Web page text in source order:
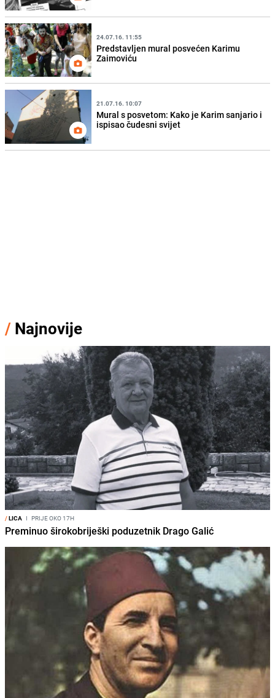
24.07.16. 11:55
Predstavljen mural posvećen Karimu
Zaimoviću
21.07.16. 10:07
Mural s posvetom: Kako je Karim sanjario i
ispisao čudesni svijet
/ Najnovije
/LICA I PRIJE OKO 17H
Preminuo širokobriješki poduzetnik Drago Galić